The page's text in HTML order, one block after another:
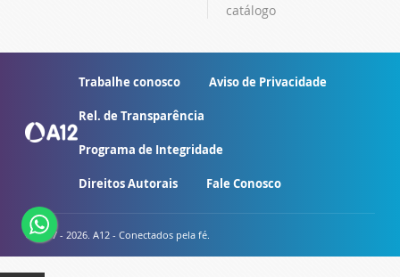
catálogo
Trabalhe conosco Aviso de Privacidade
Rel. de Transparência
Programa de Integridade
Direitos Autorais Fale Conosco
© 2007 - 2026. A12 - Conectados pela fé.